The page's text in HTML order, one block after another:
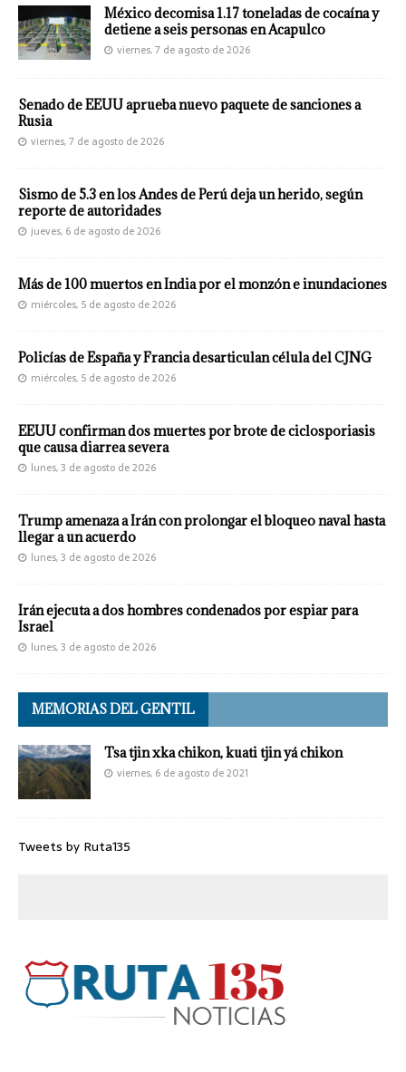
México decomisa 1.17 toneladas de cocaína y
detiene a seis personas en Acapulco
viernes, 7 de agosto de 2026
Senado de EEUU aprueba nuevo paquete de sanciones a
Rusia
viernes, 7 de agosto de 2026
Sismo de 5.3 en los Andes de Perú deja un herido, según
reporte de autoridades
jueves, 6 de agosto de 2026
Más de 100 muertos en India por el monzón e inundaciones
miércoles, 5 de agosto de 2026
Policías de España y Francia desarticulan célula del CJNG
miércoles, 5 de agosto de 2026
EEUU confirman dos muertes por brote de ciclosporiasis
que causa diarrea severa
lunes, 3 de agosto de 2026
Trump amenaza a Irán con prolongar el bloqueo naval hasta
llegar a un acuerdo
lunes, 3 de agosto de 2026
Irán ejecuta a dos hombres condenados por espiar para
Israel
lunes, 3 de agosto de 2026
MEMORIAS DEL GENTIL
Tsa tjin xka chikon, kuati tjin yá chikon
viernes, 6 de agosto de 2021
Tweets by Ruta135